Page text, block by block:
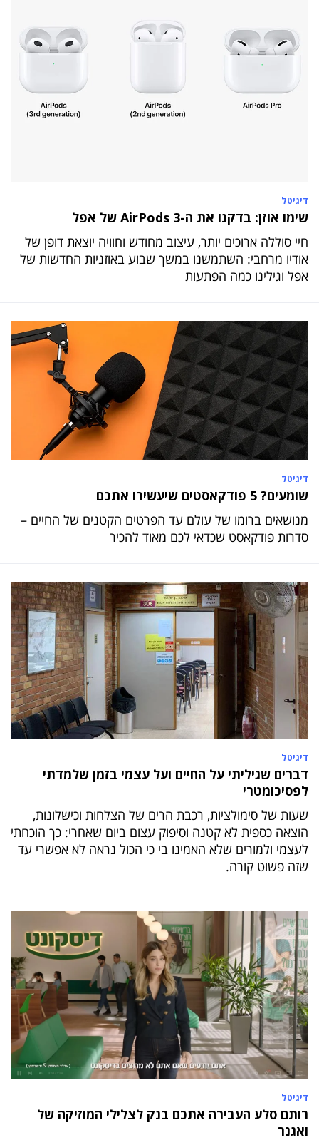
דיגיטל
שימו אוזן: בדקנו את ה-AirPods 3 של אפל
חיי סוללה ארוכים יותר, עיצוב מחודש וחוויה יוצאת דופן של
אודיו מרחבי: השתמשנו במשך שבוע באוזניות החדשות של
אפל וגילינו כמה הפתעות
דיגיטל
שומעים? 5 פודקאסטים שיעשירו אתכם
מנושאים ברומו של עולם עד הפרטים הקטנים של החיים –
סדרות פודקאסט שכדאי לכם מאוד להכיר
דיגיטל
דברים שגיליתי על החיים ועל עצמי בזמן שלמדתי
לפסיכומטרי
שעות של סימולציות, רכבת הרים של הצלחות וכישלונות,
הוצאה כספית לא קטנה וסיפוק עצום ביום שאחרי: כך הוכחתי
לעצמי ולמורים שלא האמינו בי כי הכול נראה לא אפשרי עד
שזה פשוט קורה.
דיגיטל
רותם סלע העבירה אתכם בנק לצלילי המוזיקה של
ואגנר